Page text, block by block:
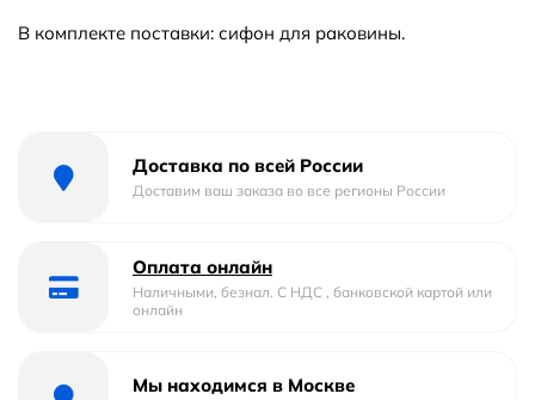
В комплекте поставки: сифон для раковины.
Доставка по всей России
Доставим ваш заказа во все регионы России
Оплата онлайн
Наличными, безнал. С НДС , банковской картой или
онлайн
Мы находимся в Москве